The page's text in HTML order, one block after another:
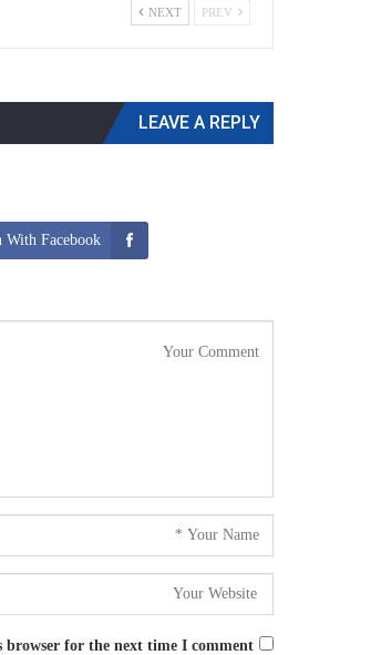
NEXT
LEAVE A REPLY
With Facebook
for the next time I comment.